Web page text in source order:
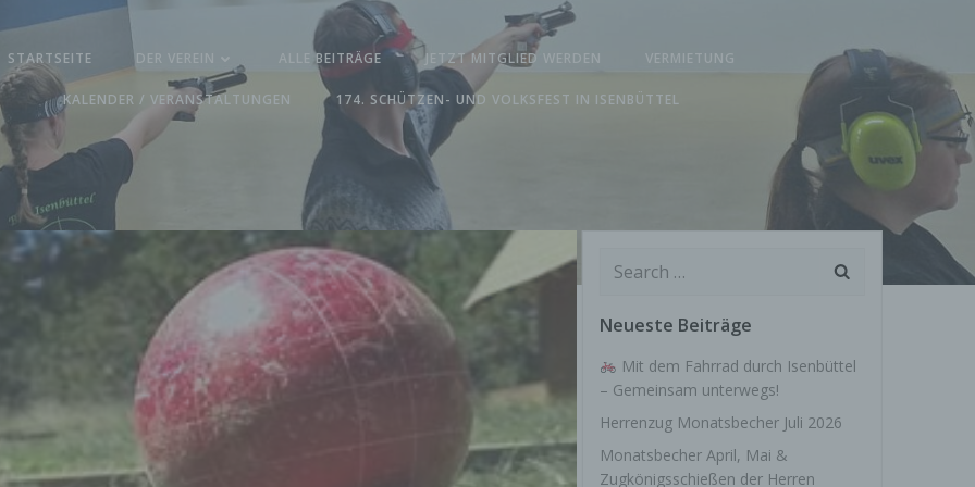
STARTSEITE DER VEREIN ALLE BEITRÄGE JETZT MITGLIED WERDEN VERMIETUNG
KALENDER / VERANSTALTUNGEN 174. SCHÜTZEN- UND VOLKSFEST IN ISENBÜTTEL
Search
Neueste Beiträge
Mit dem Fahrrad durch Isenbüttel
– Gemeinsam unterwegs!
Herrenzug Monatsbecher Juli 2026
Monatsbecher April, Mai &
Zugkönigsschießen der Herren